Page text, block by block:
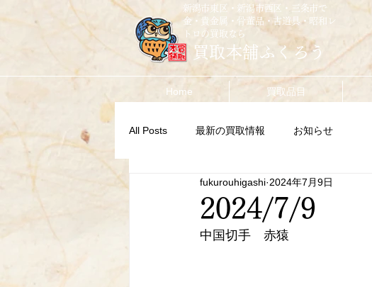
新潟市東区・新潟市西区・三条市で
金・貴金属・骨董品・古道具・昭和レ
トロの買取なら
買取本舗ふくろう
Home 買取品目
All Posts 最新の買取情報 お知らせ
2024/7/9
fukurouhigashi 2024年7月9日
中国切手　赤猿